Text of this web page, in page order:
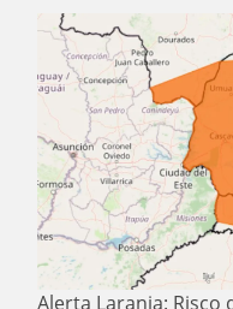
Alerta Laranja: Risco